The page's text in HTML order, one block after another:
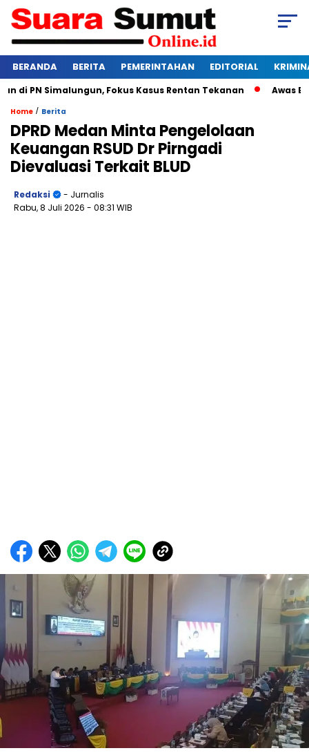
BERANDA BERITA PEMERINTAHAN EDITORIAL
PN Simalungun, Fokus Kasus Rentan Tekanan Awas
Home / Berita
DPRD Medan Minta Pengelolaan
Keuangan RSUD Dr Pirngadi
Dievaluasi Terkait BLUD
Redaksi
- Jurnalis
Rabu, 8 Juli 2026 - 08:31 WIB